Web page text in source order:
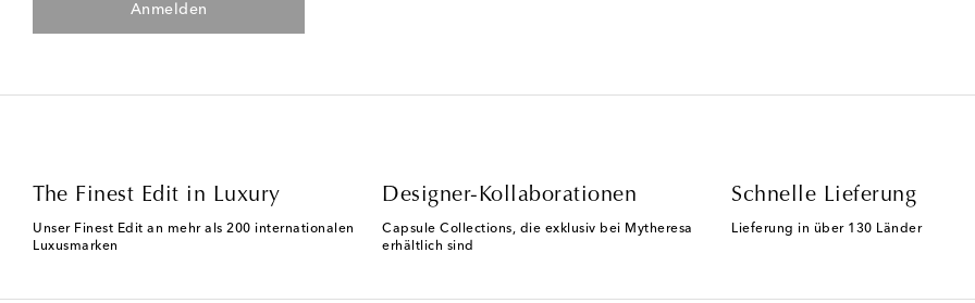
Anmelden
The Finest Edit in Luxury
Unser Finest Edit an mehr als 200 internationalen
Luxusmarken
Designer-Kollaborationen
Capsule Collections, die exklusiv bei Mytheresa
erhältlich sind
Schnelle Lieferung
Lieferung in über 130 Länder